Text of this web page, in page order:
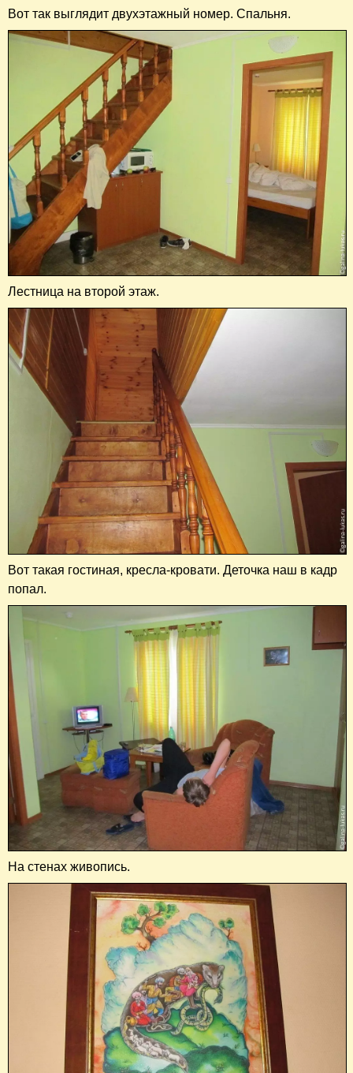
Вот так выглядит двухэтажный номер. Спальня.
Лестница на второй этаж.
Вот такая гостиная, кресла-кровати. Деточка наш в кадр
попал.
На стенах живопись.